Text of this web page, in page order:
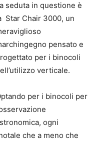
seduta in questione è
Star Chair 3000, un
pensato e
per i binocoli
verticale.
per i binocoli per
ogni
che a meno che